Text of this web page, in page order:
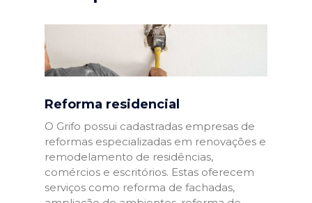
Reforma residencial
O Grifo possui cadastradas empresas de
reformas especializadas em renovações e
remodelamento de residências,
comércios e escritórios. Estas oferecem
serviços como reforma de fachadas,